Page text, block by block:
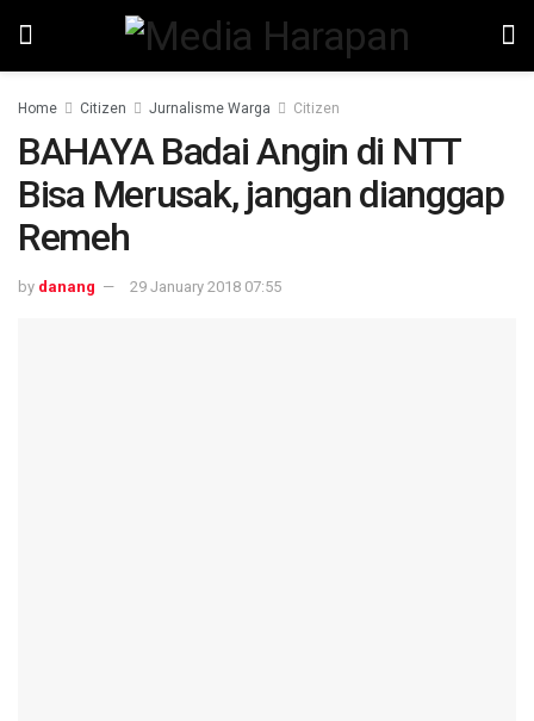
Home Citizen Jurnalisme Warga Citizen
BAHAYA Badai Angin di NTT
Bisa Merusak, jangan dianggap
Remeh
by danang 29 January 2018 07:55